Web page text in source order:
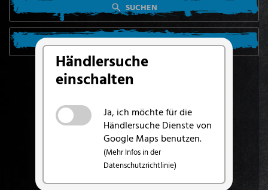
Händlersuche
einschalten
Ja, ich möchte für die
Händlersuche Dienste von
Google Maps benutzen.
(Mehr Infos in der
Datenschutzrichtlinie)
SUCHEN
SUCHE VON MEINEM STANDORT AUS